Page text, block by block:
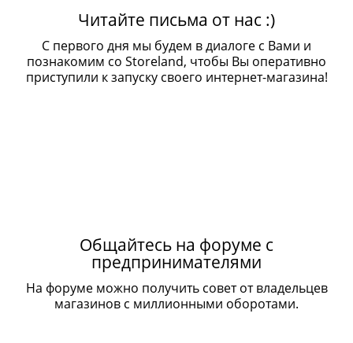
Читайте письма от нас :)
С первого дня мы будем в диалоге с Вами и
познакомим со Storeland, чтобы Вы оперативно
приступили к запуску своего интернет-магазина!
Общайтесь на форуме с
предпринимателями
На форуме можно получить совет от владельцев
магазинов с миллионными оборотами.